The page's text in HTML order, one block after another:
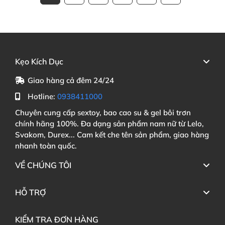
Kẹo Kích Dục
Giao hàng cả đêm 24/24
Hotline: 0938411000
Chuyên cung cấp sextoy, bao cao su & gel bôi trơn
chính hãng 100%. Đa dạng sản phẩm nam nữ từ Lelo,
Svakom, Durex... Cam kết che tên sản phẩm, giao hàng
nhanh toàn quốc.
VỀ CHÚNG TÔI
HỖ TRỢ
KIỂM TRA ĐƠN HÀNG